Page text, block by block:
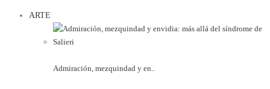
ARTE
Admiración, mezquindad y en..